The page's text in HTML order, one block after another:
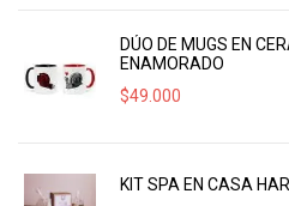
DÚO DE MUGS EN
ENAMORADO
$49.000
KIT SPA EN CASA